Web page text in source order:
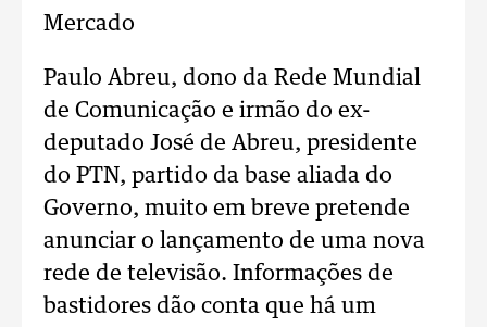
Mercado
Paulo Abreu, dono da Rede Mundial
de Comunicação e irmão do ex-
deputado José de Abreu, presidente
do PTN, partido da base aliada do
Governo, muito em breve pretende
anunciar o lançamento de uma nova
rede de televisão. Informações de
bastidores dão conta que há um